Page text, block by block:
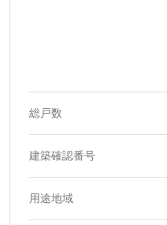
総戸数
建築確認番号
用途地域